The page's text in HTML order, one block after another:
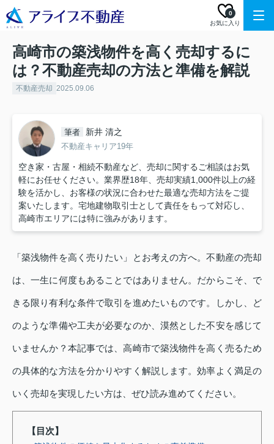
お気に入り
0
高崎市の築浅物件を高く売却するに
は？不動産売却の方法と準備を解説
不動産売却 2025.09.06
筆者 新井 清之
不動産キャリア19年
空き家・古屋・相続不動産など、売却に関するご相談はお気
軽にお任せください。業界歴18年、売却実績1,000件以上の経
験を活かし、お客様の状況に合わせた最適な売却方法をご提
案いたします。宅地建物取引士として責任をもって対応し、
高崎市エリアには特に強みがあります。
「築浅物件を高く売りたい」とお考えの方へ。不動産の売却
は、一生に何度もあることではありません。だからこそ、で
きる限り有利な条件で取引を進めたいものです。しかし、ど
のような準備や工夫が必要なのか、漠然とした不安を感じて
いませんか？本記事では、高崎市で築浅物件を高く売るため
の具体的な方法を分かりやすく解説します。効率よく満足の
いく売却を実現したい方は、ぜひ読み進めてください。
【目次】